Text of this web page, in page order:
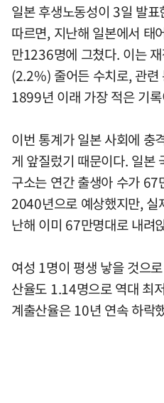
일본 후생노동성이 3일 발
따르면, 지난해 일본에서 태
만1236명에 그쳤다. 이는
(2.2%) 줄어든 수치로, 관련
1899년 이래 가장 적은 기
이번 통계가 일본 사회에 충
게 앞질렀기 때문이다. 일본
구소는 연간 출생아 수가
2040년으로 예상했지만, 실
난해 이미 67만명대로 내려
여성 1명이 평생 낳을 것으
산율도 1.14명으로 역대 최
계출산율은 10년 연속 하락